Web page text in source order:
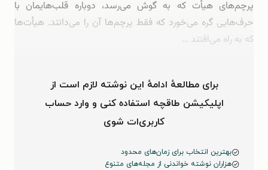
پرچم‌های هیأت که به گوش می‌رسد، دوباره قلب‌هایمان با
حرف‌هایی گره می‌خورد که فقط پرچم‌ها آن را می‌دانند. هیأت‌ها
که به راه می‌افتند …
برای مطالعهٔ ادامهٔ این نوشته لازم است از
اپلیکیشن طاقچه استفاده کنی و وارد حساب
کاربری‌ات شوی
بهترین انتخاب برای زمان‌های محدود
هزاران نوشته خواندنی از مجله‌های متنوع